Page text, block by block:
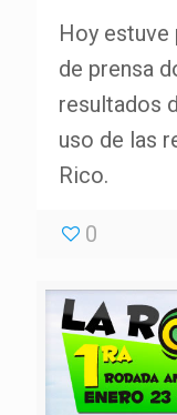
Hoy estuve
de prensa
resultados
uso de las
Rico.
0